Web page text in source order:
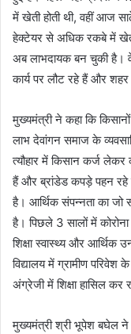
में खेती होती थी, वहीं आज
हेक्टेयर से अधिक रकबे में
अब लाभदायक बन चुकी है।
कार्य पर लौट रहे हैं और
मुख्यमंत्री ने कहा कि
लाभ देवांगन समाज के
त्यौहार में किसान कर्ज
हैं और ब्रांडेड कपड़े पहन
है। आर्थिक संपन्नता का जो
है। पिछले 3 सालों में
शिक्षा स्वास्थ्य और आर्थिक
विद्यालय में ग्रामीण परिवेश
अंग्रेजी में शिक्षा हासिल
मुख्यमंत्री श्री भूपेश बघेल ने